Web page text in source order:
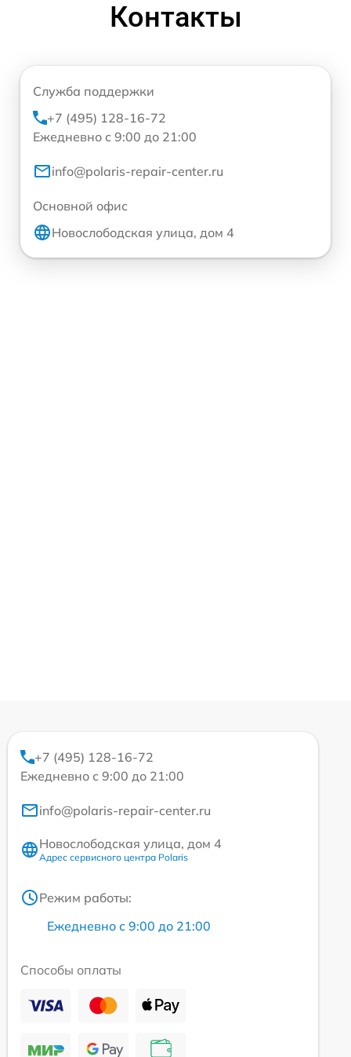
Контакты
Служба поддержки
+7 (495) 128-16-72
Ежедневно с 9:00 до 21:00
info@polaris-repair-center.ru
Основной офис
Новослободская улица, дом 4
+7 (495) 128-16-72
Ежедневно с 9:00 до 21:00
info@polaris-repair-center.ru
Новослободская улица, дом 4
Адрес сервисного центра Polaris
Режим работы:
Ежедневно с 9:00 до 21:00
Способы оплаты